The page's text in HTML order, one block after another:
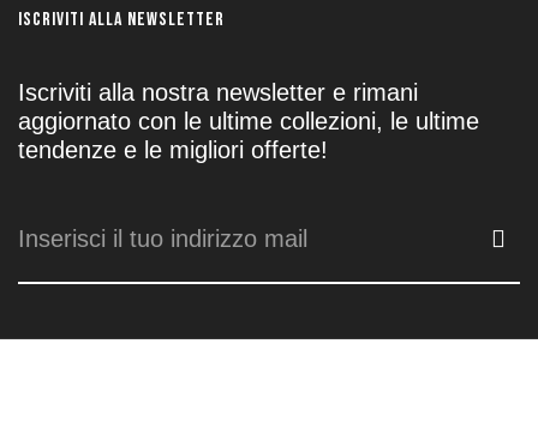
ISCRIVITI ALLA NEWSLETTER
Iscriviti alla nostra newsletter e rimani
aggiornato con le ultime collezioni, le ultime
tendenze e le migliori offerte!